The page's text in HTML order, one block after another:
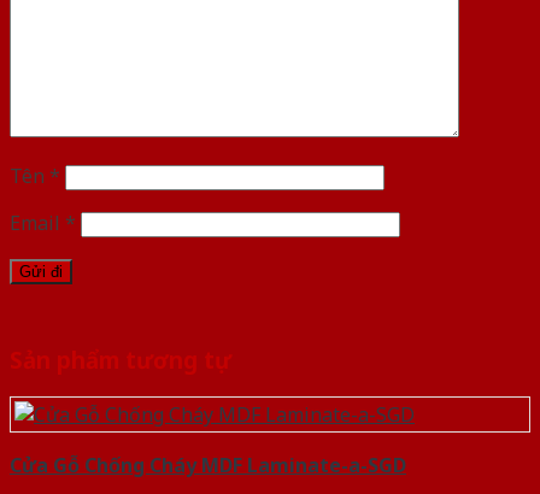
Tên *
Email *
Sản phẩm tương tự
Cửa Gỗ Chống Cháy MDF Laminate-a-SGD